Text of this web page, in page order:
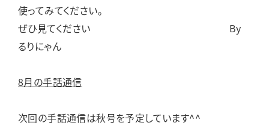
使ってみてください。
ぜひ見てください By
るりにゃん
8月の手話通信
次回の手話通信は秋号を予定しています^^